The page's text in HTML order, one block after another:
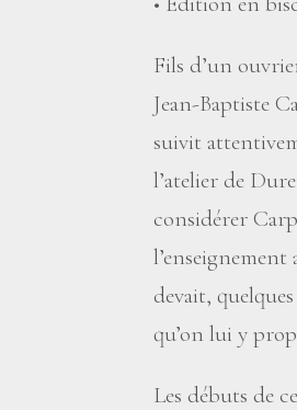
Fils d’un
Jean-Baptiste
suivit
l’atelier de
considérer
l’enseignement
devait,
qu’on lui y
Les débuts de